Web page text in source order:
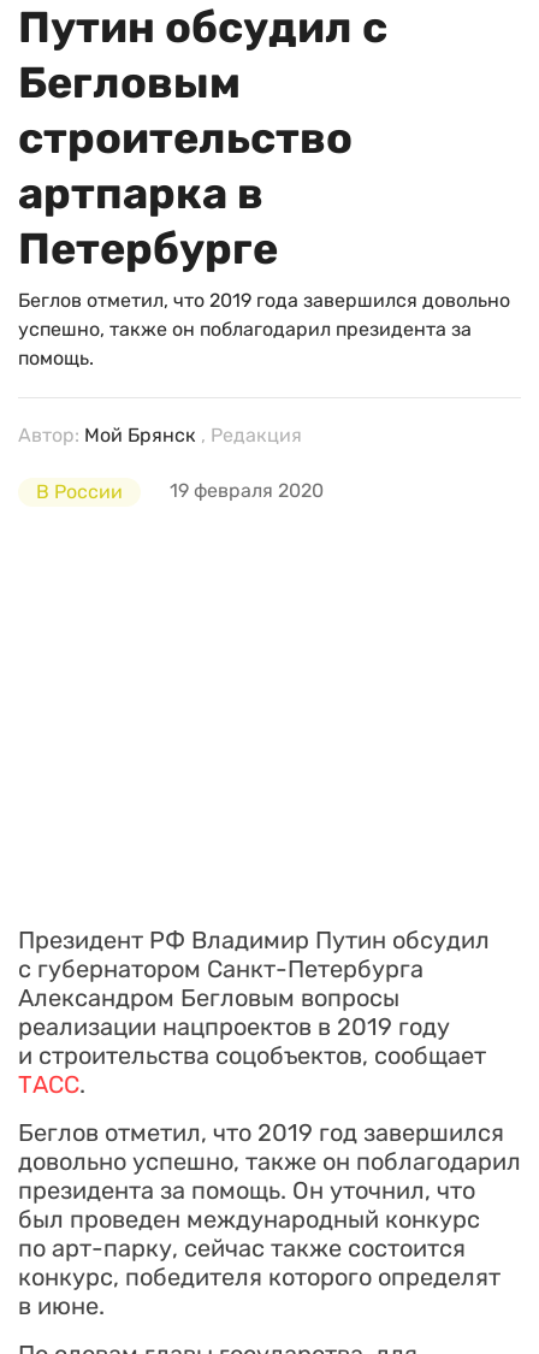
Путин обсудил с
Бегловым
строительство
артпарка в
Петербурге
Беглов отметил, что 2019 года завершился довольно
успешно, также он поблагодарил президента за
помощь.
Автор: Мой Брянск , Редакция
В России 19 февраля 2020
Президент РФ Владимир Путин обсудил
с губернатором Санкт-Петербурга
Александром Бегловым вопросы
реализации нацпроектов в 2019 году
и строительства соцобъектов, сообщает
ТАСС.
Беглов отметил, что 2019 год завершился
довольно успешно, также он поблагодарил
президента за помощь. Он уточнил, что
был проведен международный конкурс
по арт-парку, сейчас также состоится
конкурс, победителя которого определят
в июне.